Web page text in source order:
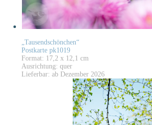
„Tausendschönchen“
Postkarte pk1019
Format: 17,2 x 12,1 cm
Ausrichtung: quer
Lieferbar: ab Dezember 2026